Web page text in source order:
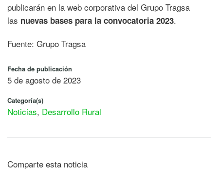
publicarán en la web corporativa del Grupo Tragsa
las nuevas bases para la convocatoria 2023.
Fuente: Grupo Tragsa
Fecha de publicación
5 de agosto de 2023
Categoría(s)
Noticias, Desarrollo Rural
Comparte esta noticia